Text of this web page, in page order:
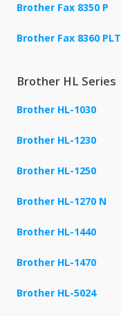
Brother Fax 8350 P
Brother Fax 8360 PLT
Brother HL Series
Brother HL-1030
Brother HL-1230
Brother HL-1250
Brother HL-1270 N
Brother HL-1440
Brother HL-1470
Brother HL-5024